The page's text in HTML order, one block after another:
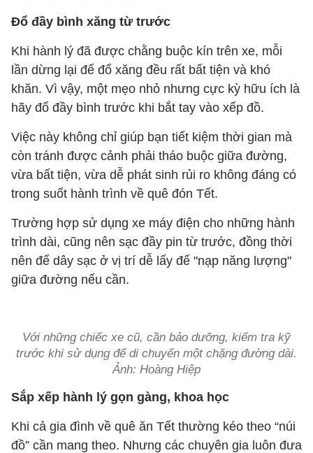
Đổ đầy bình xăng từ trước
Khi hành lý đã được chằng buộc kín trên xe, mỗi
lần dừng lại để đổ xăng đều rất bất tiện và khó
khăn. Vì vậy, một mẹo nhỏ nhưng cực kỳ hữu ích là
hãy đổ đầy bình trước khi bắt tay vào xếp đồ.
Việc này không chỉ giúp bạn tiết kiệm thời gian mà
còn tránh được cảnh phải tháo buộc giữa đường,
vừa bất tiện, vừa dễ phát sinh rủi ro không đáng có
trong suốt hành trình về quê đón Tết.
Trường hợp sử dụng xe máy điện cho những hành
trình dài, cũng nên sạc đầy pin từ trước, đồng thời
nên để dây sạc ở vị trí dễ lấy để "nạp năng lượng"
giữa đường nếu cần.
Với những chiếc xe cũ, cần bảo dưỡng, kiểm tra kỹ
trước khi sử dụng để di chuyển một chặng đường dài.
Ảnh: Hoàng Hiệp
Sắp xếp hành lý gọn gàng, khoa học
Khi cả gia đình về quê ăn Tết thường kéo theo “núi
đồ” cần mang theo. Nhưng các chuyên gia luôn đưa